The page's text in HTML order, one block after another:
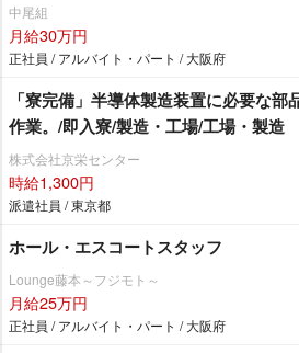
中尾組
月給30万円
正社員 / アルバイト・パート / 大阪府
「寮完備」半導体製造装置に必要な
作業。/即入寮/製造・工場/工場・製造
株式会社京栄センター
時給1,300円
派遣社員 / 東京都
ホール・エスコートスタッフ
Lounge藤本～フジモト～
月給25万円
正社員 / アルバイト・パート / 大阪府